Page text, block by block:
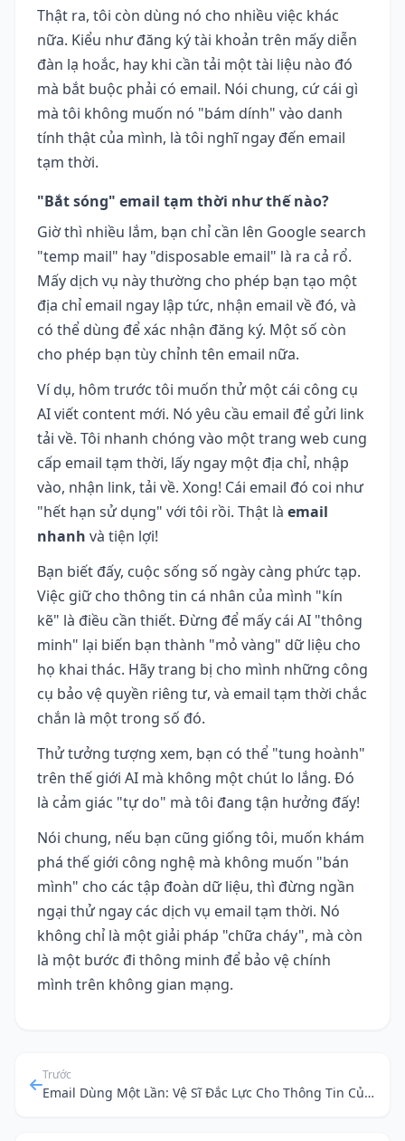
Thật ra, tôi còn dùng nó cho nhiều việc khác
nữa. Kiểu như đăng ký tài khoản trên mấy diễn
đàn lạ hoắc, hay khi cần tải một tài liệu nào đó
mà bắt buộc phải có email. Nói chung, cứ cái gì
mà tôi không muốn nó "bám dính" vào danh
tính thật của mình, là tôi nghĩ ngay đến email
tạm thời.
"Bắt sóng" email tạm thời như thế nào?
Giờ thì nhiều lắm, bạn chỉ cần lên Google search
"temp mail" hay "disposable email" là ra cả rổ.
Mấy dịch vụ này thường cho phép bạn tạo một
địa chỉ email ngay lập tức, nhận email về đó, và
có thể dùng để xác nhận đăng ký. Một số còn
cho phép bạn tùy chỉnh tên email nữa.
Ví dụ, hôm trước tôi muốn thử một cái công cụ
AI viết content mới. Nó yêu cầu email để gửi link
tải về. Tôi nhanh chóng vào một trang web cung
cấp email tạm thời, lấy ngay một địa chỉ, nhập
vào, nhận link, tải về. Xong! Cái email đó coi như
"hết hạn sử dụng" với tôi rồi. Thật là email
nhanh và tiện lợi!
Bạn biết đấy, cuộc sống số ngày càng phức tạp.
Việc giữ cho thông tin cá nhân của mình "kín
kẽ" là điều cần thiết. Đừng để mấy cái AI "thông
minh" lại biến bạn thành "mỏ vàng" dữ liệu cho
họ khai thác. Hãy trang bị cho mình những công
cụ bảo vệ quyền riêng tư, và email tạm thời chắc
chắn là một trong số đó.
Thử tưởng tượng xem, bạn có thể "tung hoành"
trên thế giới AI mà không một chút lo lắng. Đó
là cảm giác "tự do" mà tôi đang tận hưởng đấy!
Nói chung, nếu bạn cũng giống tôi, muốn khám
phá thế giới công nghệ mà không muốn "bán
mình" cho các tập đoàn dữ liệu, thì đừng ngần
ngại thử ngay các dịch vụ email tạm thời. Nó
không chỉ là một giải pháp "chữa cháy", mà còn
là một bước đi thông minh để bảo vệ chính
mình trên không gian mạng.
Trước
Email Dùng Một Lần: Vệ Sĩ Đắc Lực Cho Thông Tin Của Bạn Khi "Chinh Phục" Thế Giới Số